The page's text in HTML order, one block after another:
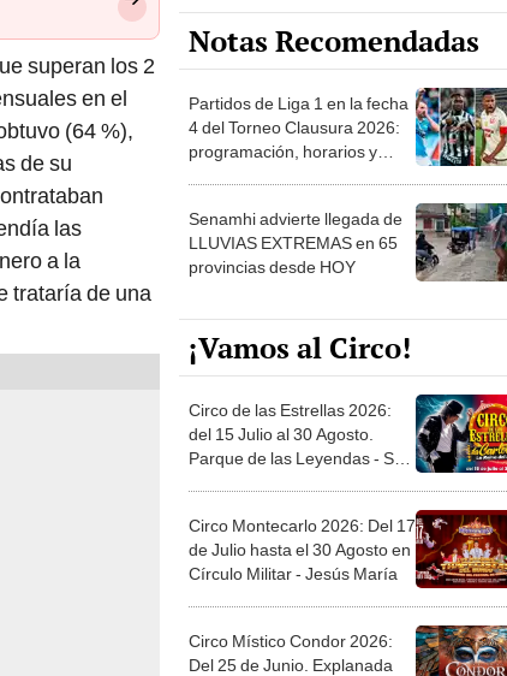
superan los 2
en el
(64 %),
de su
las
a la
trataría de una
Notas Recomendadas
Partidos de Liga 1 en la fecha
4 del Torneo Clausura 2026:
programación, horarios y
Senamhi advierte llegada de
LLUVIAS EXTREMAS en 65
provincias desde HOY
¡Vamos al Circo!
Circo de las Estrellas 2026:
del 15 Julio al 30 Agosto.
Parque de las Leyendas - San
Circo Montecarlo 2026: Del 17
de Julio hasta el 30 Agosto en
Círculo Militar - Jesús María
Circo Místico Condor 2026:
Del 25 de Junio. Explanada